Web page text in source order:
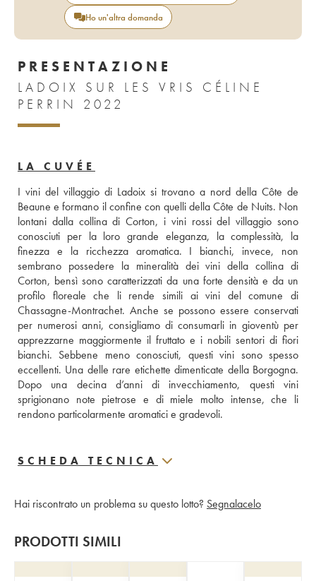
Ho un'altra domanda
PRESENTAZIONE
LADOIX SUR LES VRIS CÉLINE
PERRIN 2022
LA CUVÉE
I vini del villaggio di Ladoix si trovano a nord della Côte de
Beaune e formano il confine con quelli della Côte de Nuits. Non
lontani dalla collina di Corton, i vini rossi del villaggio sono
conosciuti per la loro grande eleganza, la complessità, la
finezza e la ricchezza aromatica. I bianchi, invece, non
sembrano possedere la mineralità dei vini della collina di
Corton, bensì sono caratterizzati da una forte densità e da un
profilo floreale che li rende simili ai vini del comune di
Chassagne-Montrachet. Anche se possono essere conservati
per numerosi anni, consigliamo di consumarli in gioventù per
apprezzarne maggiormente il fruttato e i nobili sentori di fiori
bianchi. Sebbene meno conosciuti, questi vini sono spesso
eccellenti. Una delle rare etichette dimenticate della Borgogna.
Dopo una decina d’anni di invecchiamento, questi vini
sprigionano note pietrose e di miele molto intense, che li
rendono particolarmente aromatici e gradevoli.
SCHEDA TECNICA
Hai riscontrato un problema su questo lotto? Segnalacelo
PRODOTTI SIMILI